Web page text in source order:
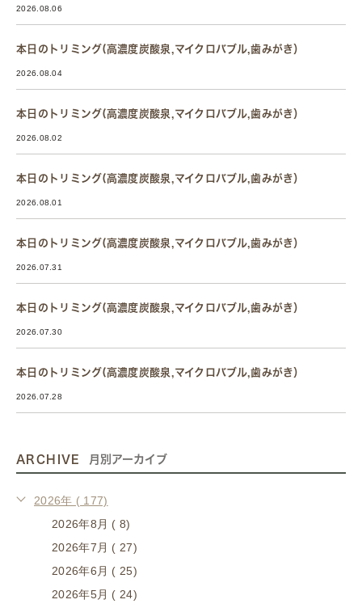
2026.08.06
本日のトリミング(高濃度炭酸泉,マイクロバブル,歯みがき）
2026.08.04
本日のトリミング(高濃度炭酸泉,マイクロバブル,歯みがき）
2026.08.02
本日のトリミング(高濃度炭酸泉,マイクロバブル,歯みがき）
2026.08.01
本日のトリミング(高濃度炭酸泉,マイクロバブル,歯みがき）
2026.07.31
本日のトリミング(高濃度炭酸泉,マイクロバブル,歯みがき）
2026.07.30
本日のトリミング(高濃度炭酸泉,マイクロバブル,歯みがき）
2026.07.28
ARCHIVE 月別アーカイブ
2026年 ( 177)
2026年8月 ( 8)
2026年7月 ( 27)
2026年6月 ( 25)
2026年5月 ( 24)